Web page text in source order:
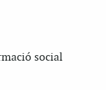
social